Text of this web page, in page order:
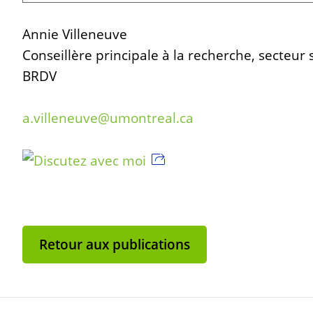
Annie Villeneuve
Conseillère principale à la recherche, secteur
BRDV
a.villeneuve@umontreal.ca
Discutez avec moi
Retour aux publications